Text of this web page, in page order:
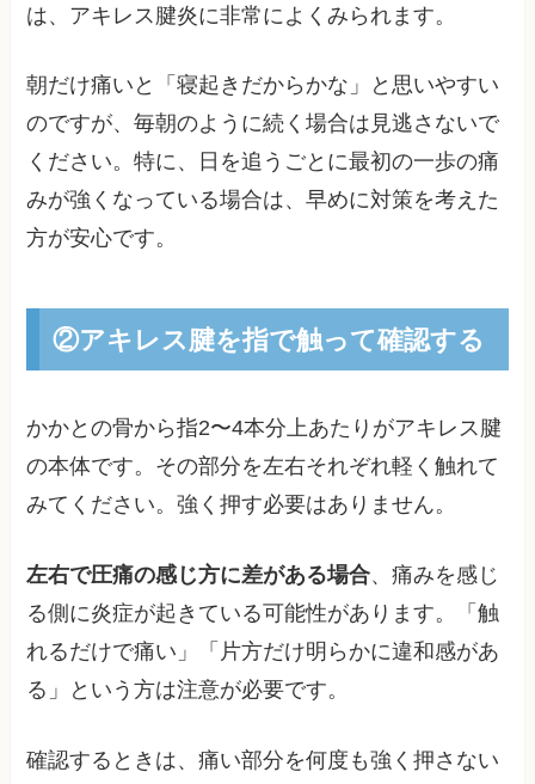
は、アキレス腱炎に非常によくみられます。
朝だけ痛いと「寝起きだからかな」と思いやすい
のですが、毎朝のように続く場合は見逃さないで
ください。特に、日を追うごとに最初の一歩の痛
みが強くなっている場合は、早めに対策を考えた
方が安心です。
②アキレス腱を指で触って確認する
かかとの骨から指2〜4本分上あたりがアキレス腱
の本体です。その部分を左右それぞれ軽く触れて
みてください。強く押す必要はありません。
左右で圧痛の感じ方に差がある場合、痛みを感じ
る側に炎症が起きている可能性があります。「触
れるだけで痛い」「片方だけ明らかに違和感があ
る」という方は注意が必要です。
確認するときは、痛い部分を何度も強く押さない